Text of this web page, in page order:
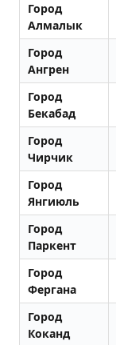
Город
Алмалык
Город
Ангрен
Город
Бекабад
Город
Чиpчик
Город
Янгиюль
Город
Паркент
Город
Фергана
Город
Коканд